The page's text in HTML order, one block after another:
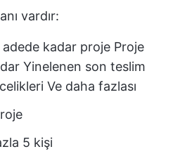
vardır:
adede kadar proje Proje
Yinelenen son teslim
Ve daha fazlası
5 kişi